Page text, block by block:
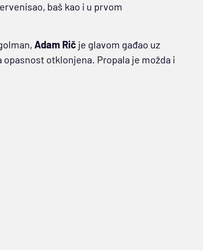
baš kao i u prvom
Adam Rič je glavom gađao uz
otklonjena. Propala je možda i